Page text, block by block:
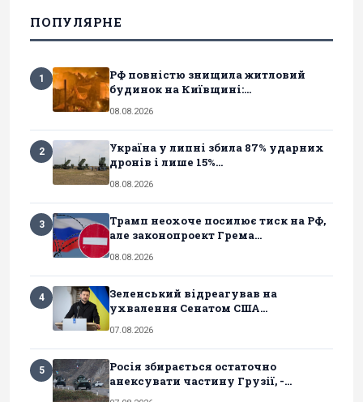
ПОПУЛЯРНЕ
1
РФ повністю знищила житловий
будинок на Київщині:...
08.08.2026
2
Україна у липні збила 87% ударних
дронів і лише 15%...
08.08.2026
3
Трамп неохоче посилює тиск на РФ,
але законопроект Грема...
08.08.2026
4
Зеленський відреагував на
ухвалення Сенатом США...
07.08.2026
5
Росія збирається остаточно
анексувати частину Грузії, -...